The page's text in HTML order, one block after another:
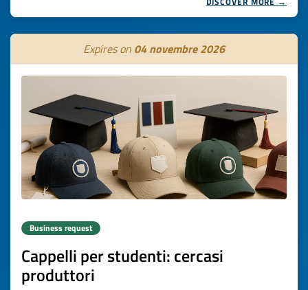
Expires on 04 novembre 2026
Business request
Cappelli per studenti: cercasi
produttori